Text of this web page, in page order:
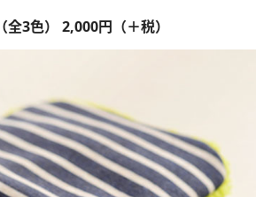
（全3色） 2,000円（＋税）